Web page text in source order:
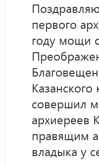
первого
году мощи
совершил
архиереев
правящим
владыка у